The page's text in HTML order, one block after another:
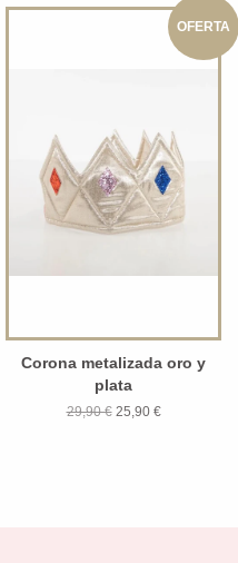
OFERTA
Corona metalizada oro y
plata
29,90 €25,90 €